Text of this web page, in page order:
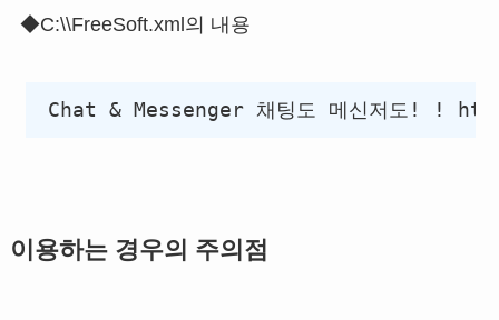
◆C:\\FreeSoft.xml의 내용
Chat & Messenger 채팅도 메신저도! !
이용하는 경우의 주의점